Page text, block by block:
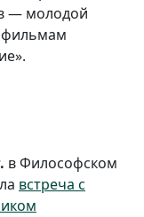
— молодой
фильмам
в Философском
встреча с